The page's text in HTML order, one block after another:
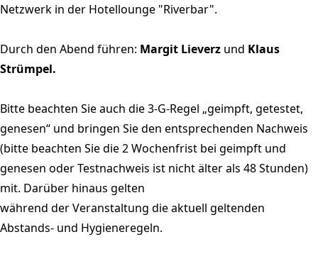
Netzwerk in der Hotellounge "Riverbar".
Durch den Abend führen: Margit Lieverz und Klaus
Strümpel.
Bitte beachten Sie auch die 3-G-Regel „geimpft, getestet,
genesen“ und bringen Sie den entsprechenden Nachweis
(bitte beachten Sie die 2 Wochenfrist bei geimpft und
genesen oder Testnachweis ist nicht älter als 48 Stunden)
mit. Darüber hinaus gelten
während der Veranstaltung die aktuell geltenden
Abstands- und Hygieneregeln.